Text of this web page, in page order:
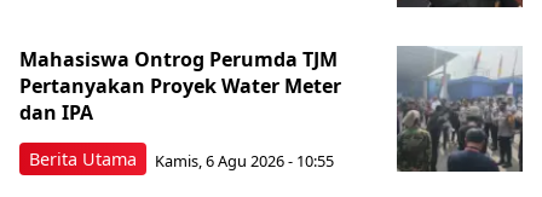
Berita Utama
Mahasiswa Ontrog Perumda TJM
Pertanyakan Proyek Water Meter
dan IPA
Kamis, 6 Agu 2026 - 10:55